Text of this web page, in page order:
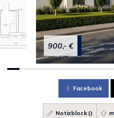
900,- €
Facebook
Notizblock ()